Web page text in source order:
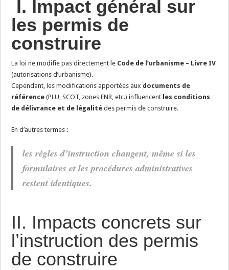
I. Impact général sur
les permis de
construire
La loi ne modifie pas directement le Code de l’urbanisme – Livre IV
(autorisations d’urbanisme).
Cependant, les modifications apportées aux documents de
référence (PLU, SCOT, zones ENR, etc.) influencent les conditions
de délivrance et de légalité des permis de construire.
En d’autres termes :
les règles d’instruction changent, même si les
formulaires et les procédures administratives
restent identiques.
II. Impacts concrets sur
l’instruction des permis
de construire